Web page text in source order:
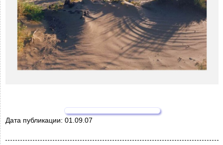
Дата публикации: 01.09.07